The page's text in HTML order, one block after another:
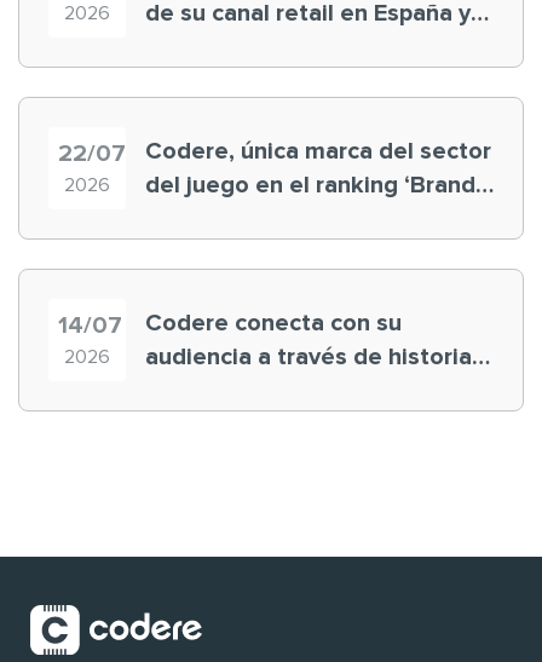
2026
de su canal retail en España y
22/07
2026
Codere, única marca del sector
del juego en el ranking ‘Brand
14/07
2026
Codere conecta con su
audiencia a través de historias